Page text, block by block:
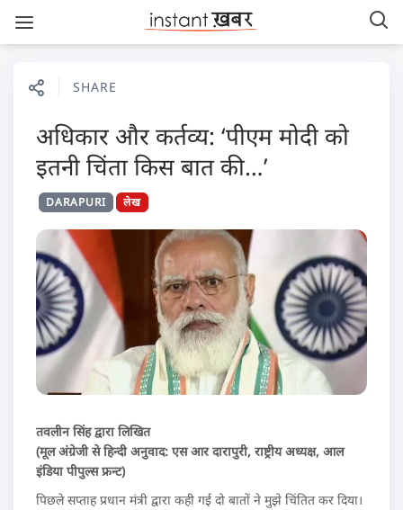
SHARE
अधिकार और कर्तव्य: ‘पीएम मोदी को
इतनी चिंता किस बात की…’
DARAPURI लेख
तवलीन सिंह द्वारा लिखित
(मूल अंग्रेजी से हिन्दी अनुवाद: एस आर दारापुरी, राष्ट्रीय अध्यक्ष, आल
इंडिया पीपुल्स फ्रन्ट)
पिछले सप्ताह प्रधान मंत्री द्वारा कही गई दो बातों ने मुझे चिंतित कर दिया।